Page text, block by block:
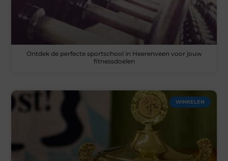
Ontdek de perfecte sportschool in Heerenveen voor jouw
fitnessdoelen
WINKELEN